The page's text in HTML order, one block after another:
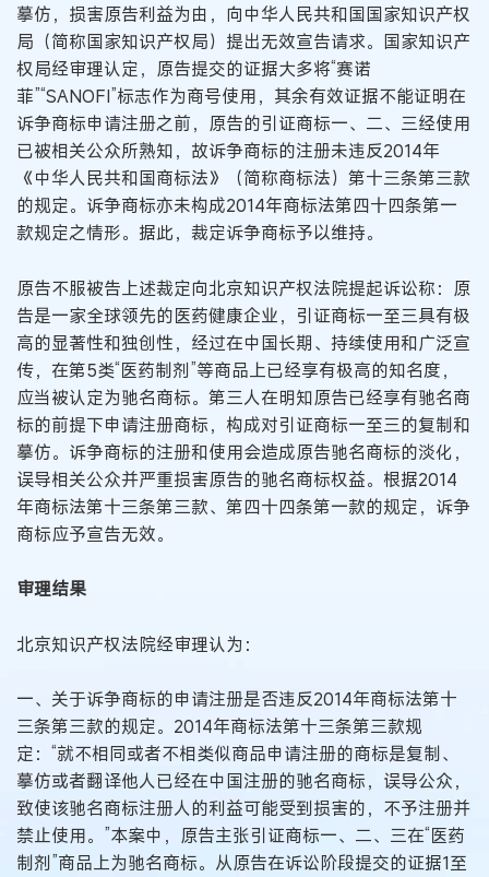
摹仿，损害原告利益为由，向中华人民共和国国家知识产权
局（简称国家知识产权局）提出无效宣告请求。国家知识产
权局经审理认定，原告提交的证据大多将“赛诺
菲”“SANOFI”标志作为商号使用，其余有效证据不能证明在
诉争商标申请注册之前，原告的引证商标一、二、三经使用
已被相关公众所熟知，故诉争商标的注册未违反2014年
《中华人民共和国商标法》（简称商标法）第十三条第三款
的规定。诉争商标亦未构成2014年商标法第四十四条第一
款规定之情形。据此，裁定诉争商标予以维持。
原告不服被告上述裁定向北京知识产权法院提起诉讼称：原
告是一家全球领先的医药健康企业，引证商标一至三具有极
高的显著性和独创性，经过在中国长期、持续使用和广泛宣
传，在第5类“医药制剂”等商品上已经享有极高的知名度，
应当被认定为驰名商标。第三人在明知原告已经享有驰名商
标的前提下申请注册商标，构成对引证商标一至三的复制和
摹仿。诉争商标的注册和使用会造成原告驰名商标的淡化，
误导相关公众并严重损害原告的驰名商标权益。根据2014
年商标法第十三条第三款、第四十四条第一款的规定，诉争
商标应予宣告无效。
审理结果
北京知识产权法院经审理认为：
一、关于诉争商标的申请注册是否违反2014年商标法第十
三条第三款的规定。2014年商标法第十三条第三款规
定：“就不相同或者不相类似商品申请注册的商标是复制、
摹仿或者翻译他人已经在中国注册的驰名商标，误导公众，
致使该驰名商标注册人的利益可能受到损害的，不予注册并
禁止使用。”本案中，原告主张引证商标一、二、三在“医药
制剂”商品上为驰名商标。从原告在诉讼阶段提交的证据1至